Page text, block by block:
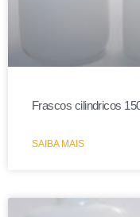
Frascos cilindricos
SAIBA MAIS